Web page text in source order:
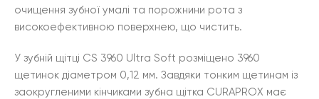
очищення зубної умалі та порожнини рота з
високоефективною поверхнею, що чистить.
У зубній щітці CS 3960 Ultra Soft розміщено 3960
щетинок діаметром 0,12 мм. Завдяки тонким щетинам із
заокругленими кінчиками зубна щітка CURAPROX має